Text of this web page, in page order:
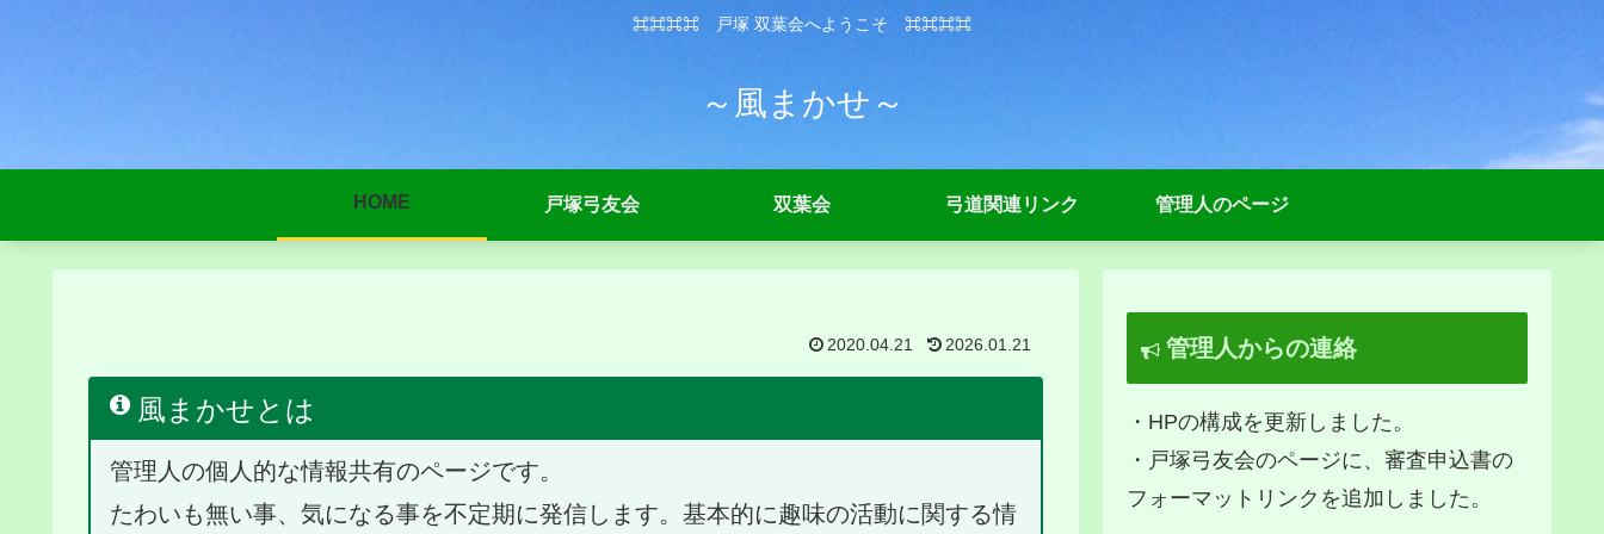
⌘⌘⌘⌘ 戸塚 双葉会へようこそ ⌘⌘⌘⌘
～風まかせ～
HOME 戸塚弓友会 双葉会 弓道関連リンク 管理人のページ
2020.04.21 2026.01.21
風まかせとは
管理人の個人的な情報共有のページです。
たわいも無い事、気になる事を不定期に発信します。基本的に趣味の活動に関する情
管理人からの連絡
・HPの構成を更新しました。
・戸塚弓友会のページに、審査申込書の
フォーマットリンクを追加しました。